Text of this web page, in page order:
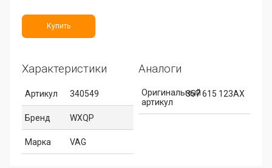
Купить
Характеристики
Артикул 340549
Бренд WXQP
Марка VAG
Аналоги
Оригинальный
артикул
357 615 123AX